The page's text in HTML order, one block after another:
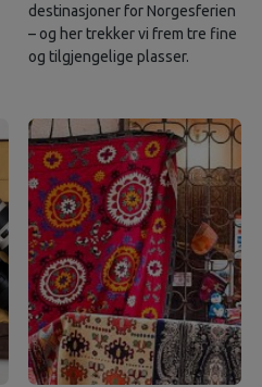
destinasjoner for Norgesferien
– og her trekker vi frem tre fine
og tilgjengelige plasser.